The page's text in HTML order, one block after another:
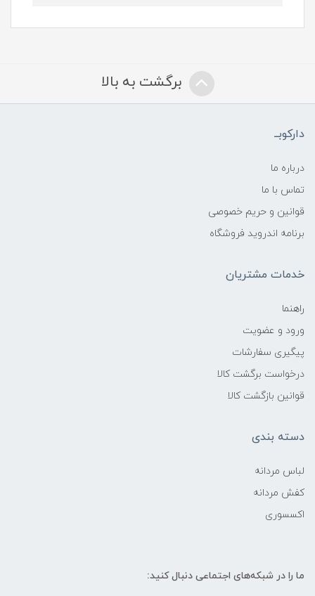
برگشت به بالا
دارکوبــ
درباره ما
تماس با ما
قوانین و حریم خصوصی
برنامه اندروید فروشگاه
خدمات مشتریان
راهنما
ورود و عضویت
پیگیری سفارشات
درخواست برگشت کالا
قوانین بازگشت کالا
دسته بندی
لباس مردانه
کفش مردانه
اکسسوری
ما را در شبکه‌های اجتماعی دنبال کنید: